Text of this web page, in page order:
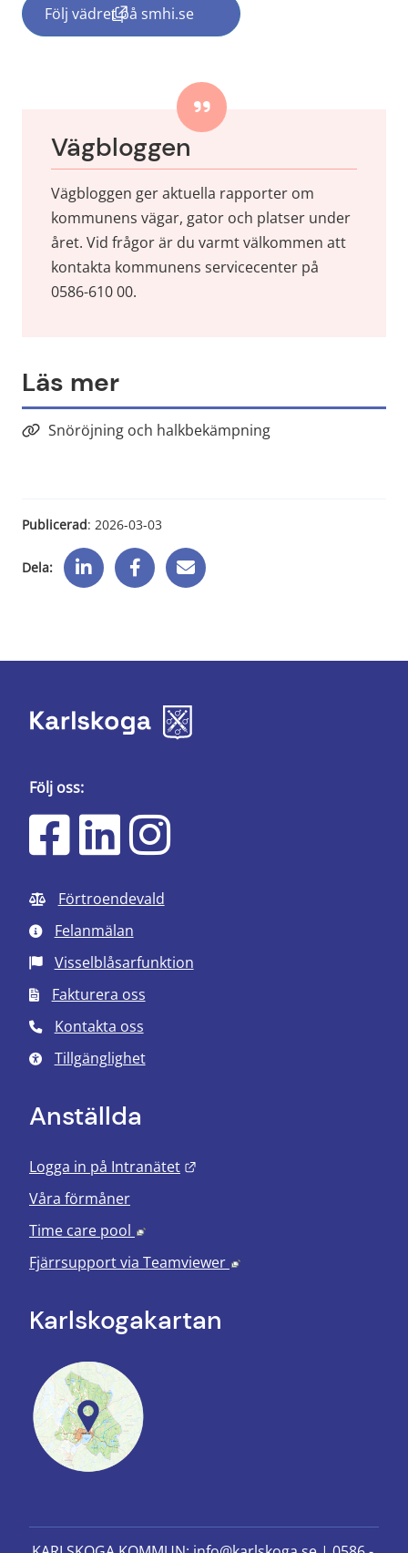
Följ vädret på smhi.se(länk till annan webbplats, öppnas i nytt
Vägbloggen
Vägbloggen ger aktuella rapporter om
kommunens vägar, gator och platser under
året. Vid frågor är du varmt välkommen att
kontakta kommunens servicecenter på
0586-610 00.
Läs mer
Snöröjning och halkbekämpning
Publicerad: 2026-03-03
Dela:
Följ oss:
Förtroendevald
Felanmälan
Visselblåsarfunktion
Fakturera oss
Kontakta oss
Tillgänglighet
Anställda
Logga in på Intranätet
Våra förmåner
Time care pool
Länk till annan webbplats, öppnas i
Fjärrsupport via Teamviewer Länk till annan
Karlskoga­kartan